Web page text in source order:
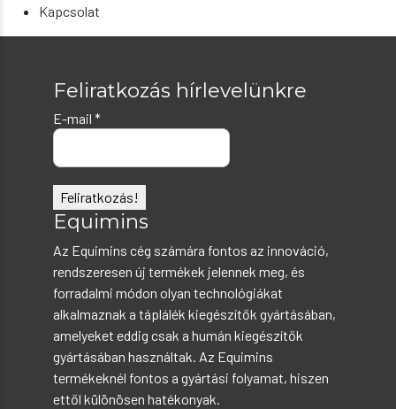
Kapcsolat
Feliratkozás hírlevelünkre
E-mail *
Equimins
Az Equimins cég számára fontos az innováció,
rendszeresen új termékek jelennek meg, és
forradalmi módon olyan technológiákat
alkalmaznak a táplálék kiegészítők gyártásában,
amelyeket eddig csak a humán kiegészítők
gyártásában használtak. Az Equimins
termékeknél fontos a gyártási folyamat, hiszen
ettől különösen hatékonyak.